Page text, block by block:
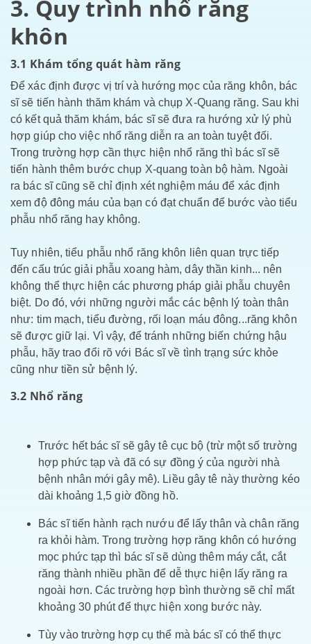
3. Quy trình nhổ răng
khôn
3.1 Khám tổng quát hàm răng
Để xác định được vị trí và hướng mọc của răng khôn, bác
sĩ sẽ tiến hành thăm khám và chụp X-Quang răng. Sau khi
có kết quả thăm khám, bác sĩ sẽ đưa ra hướng xử lý phù
hợp giúp cho việc nhổ răng diễn ra an toàn tuyệt đối.
Trong trường hợp cần thực hiện nhổ răng thì bác sĩ sẽ
tiến hành thêm bước chụp X-quang toàn bộ hàm. Ngoài
ra bác sĩ cũng sẽ chỉ định xét nghiệm máu để xác định
xem độ đông máu của bạn có đạt chuẩn để bước vào tiểu
phẫu nhổ răng hay không.
Tuy nhiên, tiểu phẫu nhổ răng khôn liên quan trực tiếp
đến cấu trúc giải phẫu xoang hàm, dây thần kinh... nên
không thể thực hiện các phương pháp giải phẫu chuyên
biệt. Do đó, với những người mắc các bệnh lý toàn thân
như: tim mạch, tiểu đường, rối loạn máu đông...răng khôn
sẽ được giữ lại. Vì vậy, để tránh những biến chứng hậu
phẫu, hãy trao đổi rõ với Bác sĩ về tình trạng sức khỏe
cũng như tiền sử bệnh lý.
3.2 Nhổ răng
Trước hết bác sĩ sẽ gây tê cục bộ (trừ một số trường
hợp phức tạp và đã có sự đồng ý của người nhà
bệnh nhân mới gây mê). Liều gây tê này thường kéo
dài khoảng 1,5 giờ đồng hồ.
Bác sĩ tiến hành rạch nướu để lấy thân và chân răng
ra khỏi hàm. Trong trường hợp răng khôn có hướng
mọc phức tạp thì bác sĩ sẽ dùng thêm máy cắt, cắt
răng thành nhiều phần để dễ thực hiện lấy răng ra
ngoài hơn. Các trường hợp bình thường sẽ chỉ mất
khoảng 30 phút để thực hiện xong bước này.
Tùy vào trường hợp cụ thể mà bác sĩ có thể thực